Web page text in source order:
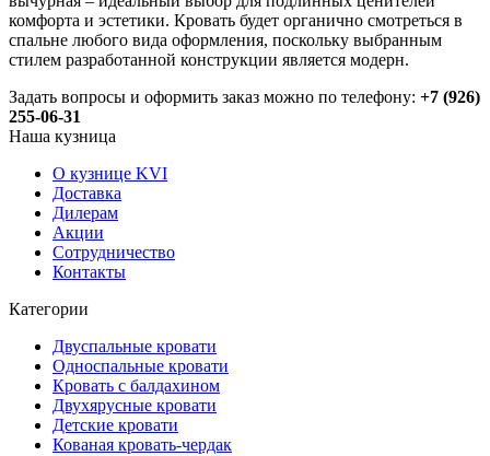
комфорта и эстетики. Кровать будет органично смотреться в
спальне любого вида оформления, поскольку выбранным
стилем разработанной конструкции является модерн.
Задать вопросы и оформить заказ можно по телефону: +7 (926)
255-06-31
Наша кузница
О кузнице KVI
Доставка
Дилерам
Акции
Сотрудничество
Контакты
Категории
Двуспальные кровати
Односпальные кровати
Кровать с балдахином
Двухярусные кровати
Детские кровати
Кованая кровать-чердак